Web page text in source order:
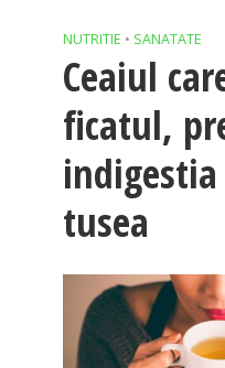
NUTRITIE • SANATATE
Ceaiul
ficatul,
tusea